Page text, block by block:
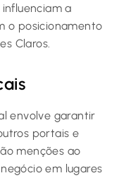
a
o posicionamento
Claros.
envolve garantir
portais e
menções ao
em lugares